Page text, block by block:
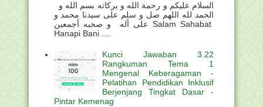
الحمد لله اللهم صل و سلم على سيدنا محمد و
على أله و صحبه أجمعين Salam Sahabat
Hanapi Bani ....
Kunci Jawaban 3.22
Rangkuman Tema 1
Mengenal Keberagaman -
Pelatihan Pendidikan Inklusif
Berjenjang Tingkat Dasar -
Pintar Kemenag